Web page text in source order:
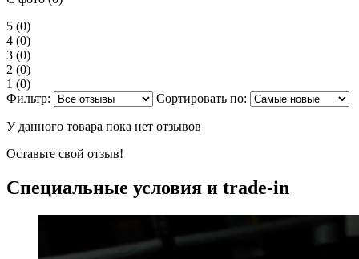
5 (0)
4 (0)
3 (0)
2 (0)
1 (0)
Фильтр:
Сортировать по:
У данного товара пока нет отзывов
Оставьте свой отзыв!
Специальные условия и trade-in